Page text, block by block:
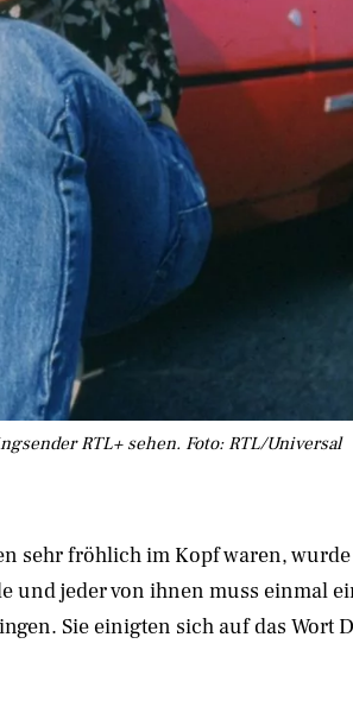
RTL+ sehen. Foto: RTL/Universal
Sie einigten sich auf das Wort